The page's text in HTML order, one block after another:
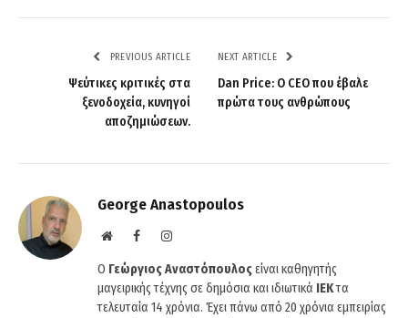
PREVIOUS ARTICLE
Ψεύτικες κριτικές στα
ξενοδοχεία, κυνηγοί
αποζημιώσεων.
NEXT ARTICLE
Dan Price: Ο CEO που έβαλε
πρώτα τους ανθρώπους
George Anastopoulos
WebsiteFacebookInstagram
O Γεώργιος Αναστόπουλοςείναι καθηγητής
μαγειρικής τέχνης σε δημόσια και ιδιωτικά ΙΕΚτα
τελευταία 14 χρόνια. Έχει πάνω από 20 χρόνια εμπειρίας